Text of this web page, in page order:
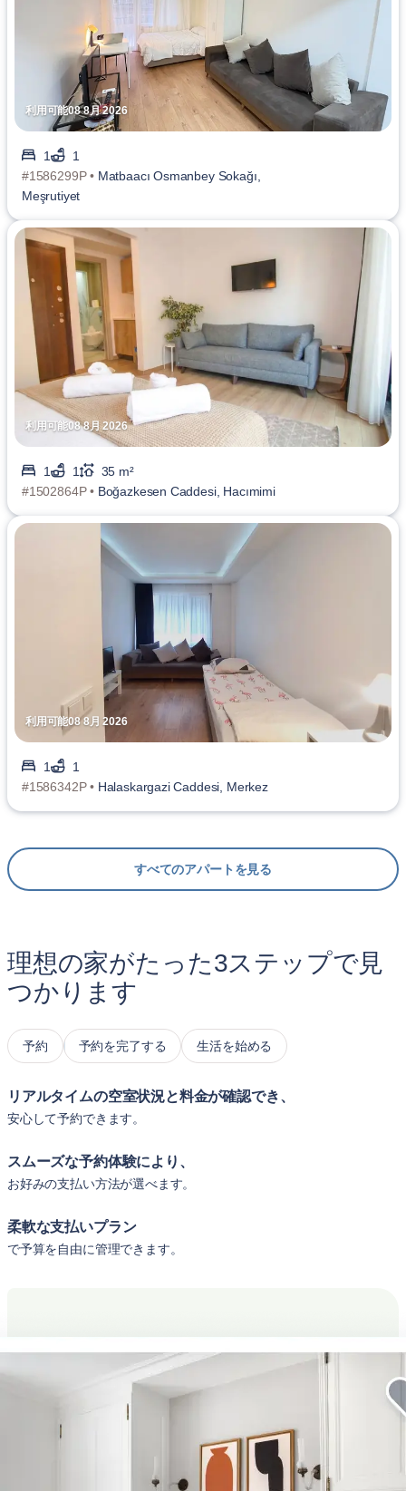
利用可能08 8月 2026
1
1
#1586299P • Matbaacı Osmanbey Sokağı,
Meşrutiyet
利用可能08 8月 2026
1 1
35 m²
#1502864P • Boğazkesen Caddesi, Hacımimi
利用可能08 8月 2026
1
1
#1586342P • Halaskargazi Caddesi, Merkez
すべてのアパートを見る
理想の家がたった3ステップで見
つかります
予約 予約を完了する 生活を始める
リアルタイムの空室状況と料金が確認でき、
安心して予約できます。
スムーズな予約体験により、
お好みの支払い方法が選べます。
柔軟な支払いプラン
で予算を自由に管理できます。